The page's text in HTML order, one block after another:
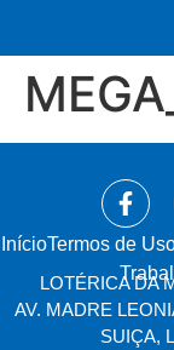
Início⁠Termos de
LOTÉRICA DA
AV. MADRE
SUIÇA,